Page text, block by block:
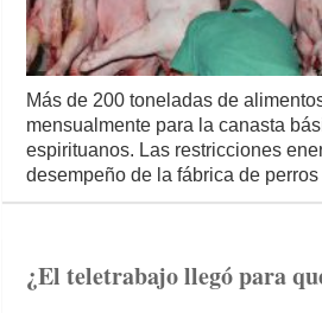
Más de 200 toneladas de
mensualmente para la canasta
espirituanos. Las restricciones
desempeño de la fábrica de
¿El teletrabajo llegó para